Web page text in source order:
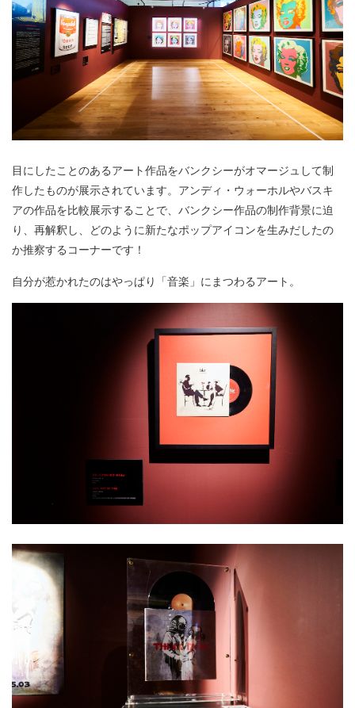
目にしたことのあるアート作品をバンクシーがオマージュして制
作したものが展示されています。アンディ・ウォーホルやバスキ
アの作品を比較展示することで、バンクシー作品の制作背景に迫
り、再解釈し、どのように新たなポップアイコンを生みだしたの
か推察するコーナーです！
自分が惹かれたのはやっぱり「音楽」にまつわるアート。